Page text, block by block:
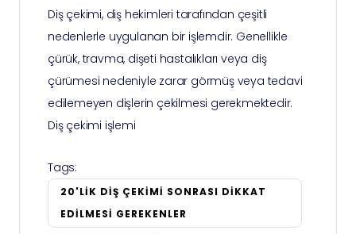
Diş çekimi, diş hekimleri tarafından çeşitli
nedenlerle uygulanan bir işlemdir. Genellikle
çürük, travma, dişeti hastalıkları veya diş
çürümesi nedeniyle zarar görmüş veya tedavi
edilemeyen dişlerin çekilmesi gerekmektedir.
Diş çekimi işlemi
Tags:
20'LIK DIŞ ÇEKIMI SONRASI DIKKAT
EDILMESI GEREKENLER